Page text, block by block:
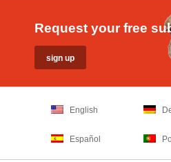
Request your free
English
Español